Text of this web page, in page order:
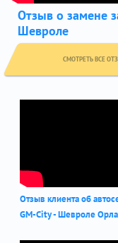
Отзыв о замене
Шевроле
СМОТРЕТЬ ВСЕ
Отзыв клиента об
GM-City - Шевроле